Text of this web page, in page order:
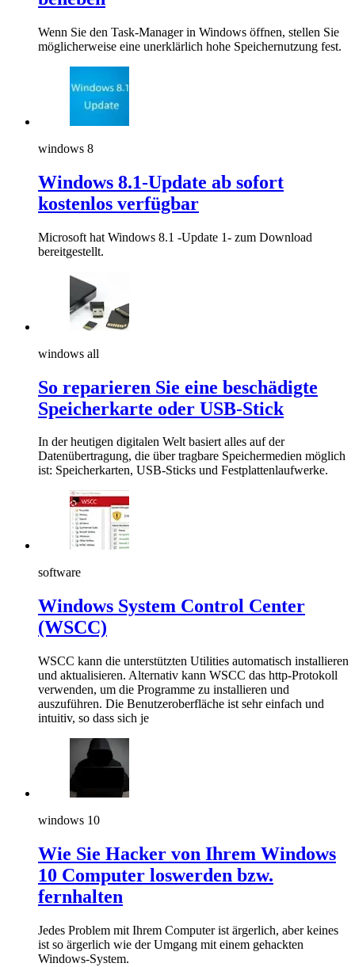
Wenn Sie den Task-Manager in Windows öffnen, stellen Sie
möglicherweise eine unerklärlich hohe Speichernutzung fest.
windows 8
Windows 8.1-Update ab sofort
kostenlos verfügbar
Microsoft hat Windows 8.1 -Update 1- zum Download
bereitgestellt.
windows all
So reparieren Sie eine beschädigte
Speicherkarte oder USB-Stick
In der heutigen digitalen Welt basiert alles auf der
Datenübertragung, die über tragbare Speichermedien möglich
ist: Speicherkarten, USB-Sticks und Festplattenlaufwerke.
software
Windows System Control Center
(WSCC)
WSCC kann die unterstützten Utilities automatisch installieren
und aktualisieren. Alternativ kann WSCC das http-Protokoll
verwenden, um die Programme zu installieren und
auszuführen. Die Benutzeroberfläche ist sehr einfach und
intuitiv, so dass sich je
windows 10
Wie Sie Hacker von Ihrem Windows
10 Computer loswerden bzw.
fernhalten
Jedes Problem mit Ihrem Computer ist ärgerlich, aber keines
ist so ärgerlich wie der Umgang mit einem gehackten
Windows-System.